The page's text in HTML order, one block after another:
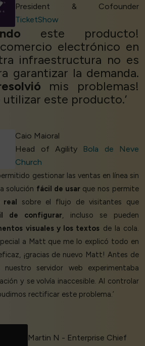
President & Cofounder
TicketShow
este producto!
electrónico en
infraestructura no es
garantizar la demanda.
mis problemas!
utilizar este producto.’
Caio Maioral
Head of Agility Bola de Neve
Church
gestionar las ventas en línea sin
solución fácil de usarque nos permite
real sobre el flujo de visitantes que
de configurar, incluso se pueden
visuales y los textos de la cola.
a Matt que me lo explicó todo en
¡gracias de nuevo Matt! Antes de
servidor web experimentaba
y se volvía inaccesible. Al controlar
rectificar este problema.’
Martin N - Enterprise Chief